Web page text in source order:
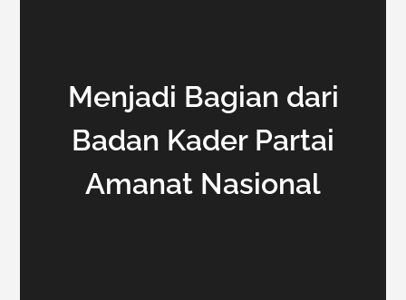
Menjadi Bagian dari
Badan Kader Partai
Amanat Nasional